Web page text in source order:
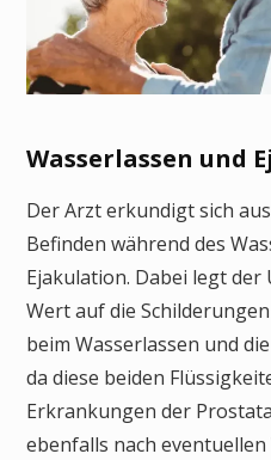
Wasserlassen und
Der Arzt erkundigt sich
Befinden während des
Ejakulation. Dabei legt
Wert auf die
beim Wasserlassen und
da diese beiden
Erkrankungen der
ebenfalls nach